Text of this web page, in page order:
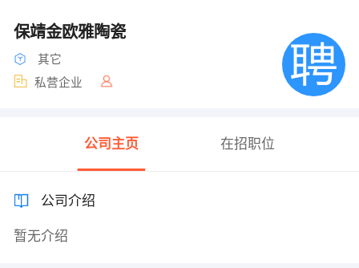
保靖金欧雅陶瓷
其它
私营企业
公司主页 在招职位
公司介绍
暂无介绍